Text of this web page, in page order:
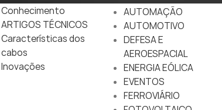
Conhecimento
ARTIGOS TÉCNICOS
Características dos
cabos
Inovações
AUTOMAÇÃO
AUTOMOTIVO
DEFESA E
AEROESPACIAL
ENERGIA EÓLICA
EVENTOS
FERROVIÁRIO